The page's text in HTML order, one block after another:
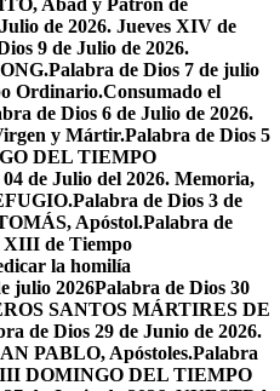
Abad y Patrón de
de 2026. Jueves XIV de
9 de Julio de 2026.
Palabra de Dios 7 de julio
Ordinario.Consumado el
de Dios 6 de Julio de 2026.
y Mártir.Palabra de Dios 5
DEL TIEMPO
de Julio del 2026. Memoria,
Palabra de Dios 3 de
Apóstol.Palabra de
XIII de Tiempo
la homilía
julio 2026Palabra de Dios 30
SANTOS MÁRTIRES DE
de Dios 29 de Junio de 2026.
PABLO, Apóstoles.Palabra
DOMINGO DEL TIEMPO